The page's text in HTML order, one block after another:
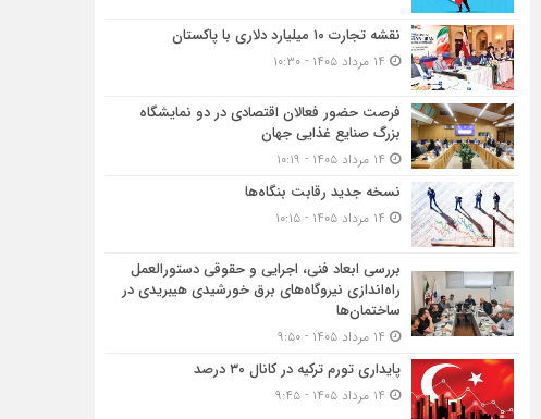
نقشه تجارت ۱۰‌ میلیارد دلاری با پاکستان
فرصت حضور فعالان اقتصادی در دو نمایشگاه
بزرگ صنایع غذایی جهان
نسخه جدید رقابت‌ بنگاه‌ها
بررسی ابعاد فنی، اجرایی و حقوقی دستورالعمل
راه‌اندازی نیروگاه‌های برق خورشیدی هیبریدی در
ساختمان‌ها
پایداری تورم ترکیه در کانال ۳۰ درصد